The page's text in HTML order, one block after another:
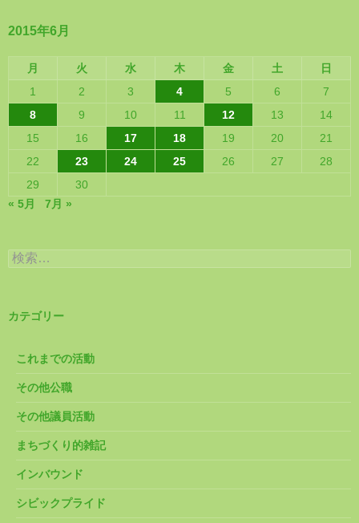
2015年6月
月 火 水 木 金 土
日
1
2 3 4 5 6
7
8
9 10 11 12 13
14
15
16 17 18 19 20
21
22
23 24 25 26 27
28
29
30
« 5月
7月 »
検
索:
カテゴリー
これまでの活動
その他公職
その他議員活動
まちづくり的雑記
インバウンド
シビックプライド